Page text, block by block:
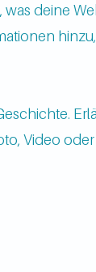
deine
Video